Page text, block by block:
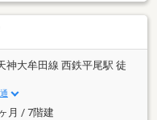
神大牟田線 西鉄平尾駅 徒
月 / 7階建